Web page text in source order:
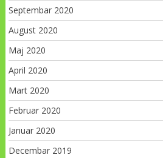
Septembar 2020
August 2020
Maj 2020
April 2020
Mart 2020
Februar 2020
Januar 2020
Decembar 2019